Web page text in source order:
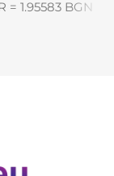
= 1.95583 BGN